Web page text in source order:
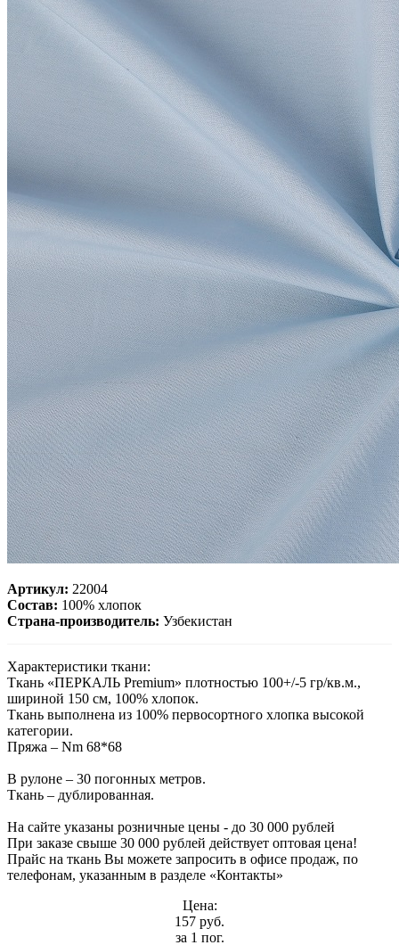
Артикул: 22004
Состав: 100% хлопок
Страна-производитель: Узбекистан
Характеристики ткани:
Ткань «ПЕРКАЛЬ Premium» плотностью 100+/-5 гр/кв.м.,
шириной 150 см, 100% хлопок.
Ткань выполнена из 100% первосортного хлопка высокой
категории.
Пряжа – Nm 68*68
В рулоне – 30 погонных метров.
Ткань – дублированная.
На сайте указаны розничные цены - до 30 000 рублей
При заказе свыше 30 000 рублей действует оптовая цена!
Прайс на ткань Вы можете запросить в офисе продаж, по
телефонам, указанным в разделе «Контакты»
Цена:
157 руб.
за 1 пог.